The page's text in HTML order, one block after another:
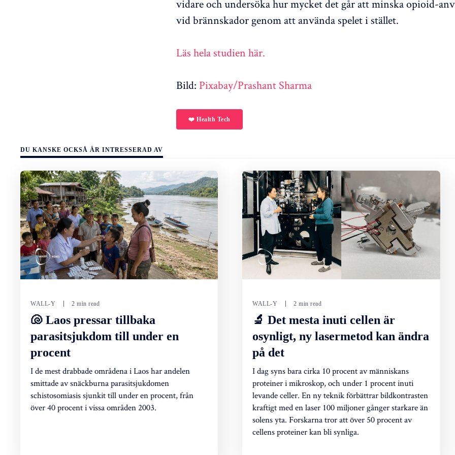
vidare och undersöka hur mycket det går att minska opioid-
vid brännskador genom att använda spelet i stället.
Läs hela studien här.
Bild: Pixabay/Prashant Sharma
❤️ Health Tech
DU KANSKE OCKSÅ ÄR INTRESSERAD AV
WALL-Y 2 min read
🐚 Laos pressar tillbaka
parasitsjukdom till under en
procent
I de mest drabbade områdena i Laos har andelen
smittade av snäckburna parasitsjukdomen
schistosomiasis sjunkit till under en procent, från
över 40 procent i vissa områden 2003.
WALL-Y 2 min read
🔬 Det mesta inuti cellen är
osynligt, ny lasermetod kan ändra
på det
I dag syns bara cirka 10 procent av människans
proteiner i mikroskop, och under 1 procent inuti
levande celler. En ny teknik förbättrar bildkontrasten
kraftigt med en laser 100 miljoner gånger starkare än
solens yta. Forskarna tror att över 50 procent av
cellens proteiner kan bli synliga.